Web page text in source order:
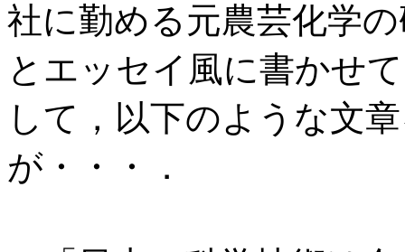
社に勤める元農芸化学
とエッセイ風に書かせ
して，以下のような文
が・・・．